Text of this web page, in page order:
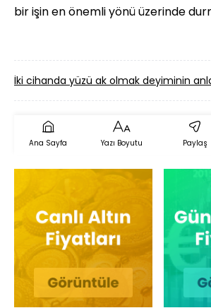
bir işin en önemli yönü üzerinde
İki cihanda yüzü ak olmak deyiminin
Ana Sayfa Yazı Boyutu Paylaş